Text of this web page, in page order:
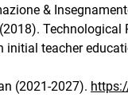
&
(2018).
initial teacher
(2021-2027).